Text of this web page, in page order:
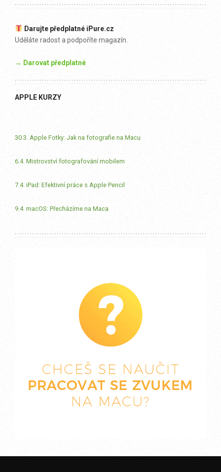
Darujte předplatné iPure.cz
Uděláte radost a podpoříte magazín.
→ Darovat předplatné
APPLE KURZY
30.3. Apple Fotky: Jak na fotografie na Macu
6.4. Mistrovství fotografování mobilem
7.4. iPad: Efektivní práce s Apple Pencil
9.4. macOS: Přecházíme na Maca